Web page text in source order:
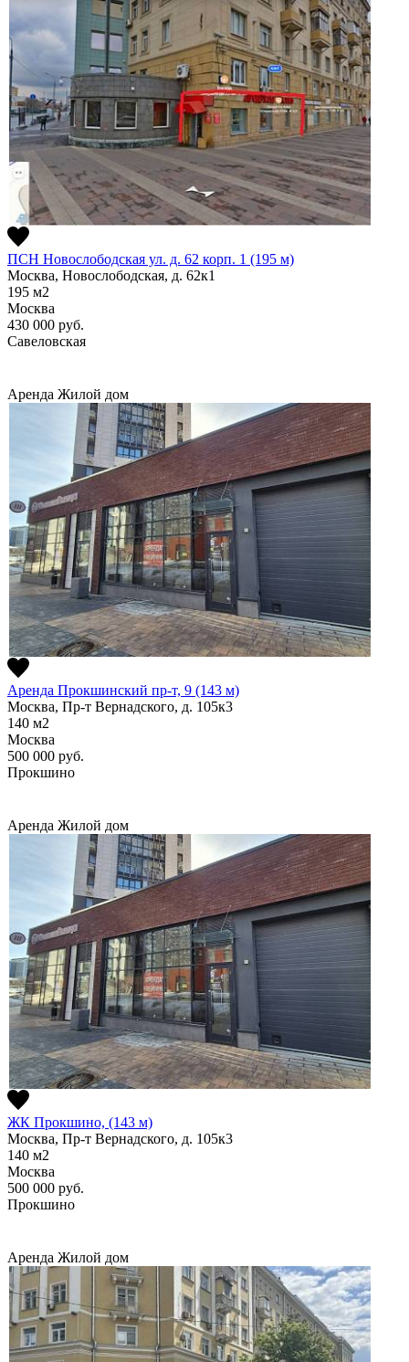
ПСН Новослободская ул. д. 62 корп. 1 (195 м)
Москва, Новослободская, д. 62к1
195 м2
Москва
430 000 руб.
Савеловская
Аренда Жилой дом
Аренда Прокшинский пр-т, 9 (143 м)
Москва, Пр-т Вернадского, д. 105к3
140 м2
Москва
500 000 руб.
Прокшино
Аренда Жилой дом
ЖК Прокшино, (143 м)
Москва, Пр-т Вернадского, д. 105к3
140 м2
Москва
500 000 руб.
Прокшино
Аренда Жилой дом